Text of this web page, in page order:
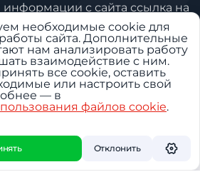
с сайта ссылка на
ООО «Вегател»:
сотовой связи, антенна GSM,
сотовой связи для дачи,
репитер.
ПДн»
соглашение
ПДн
cookieНастроить
Избранное Профиль
необходимые cookie для
сайта. Дополнительные
нам анализировать работу
взаимодействие с ним.
все cookie, оставить
или настроить свой
— в
файлов cookie.
Отклонить